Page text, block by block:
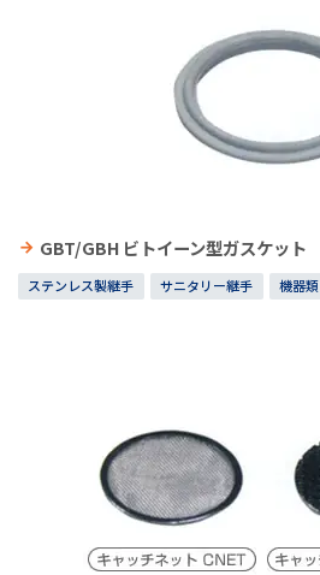
GBT/GBH ビトイーン型ガスケット
ステンレス製継手 サニタリー継手 機器類